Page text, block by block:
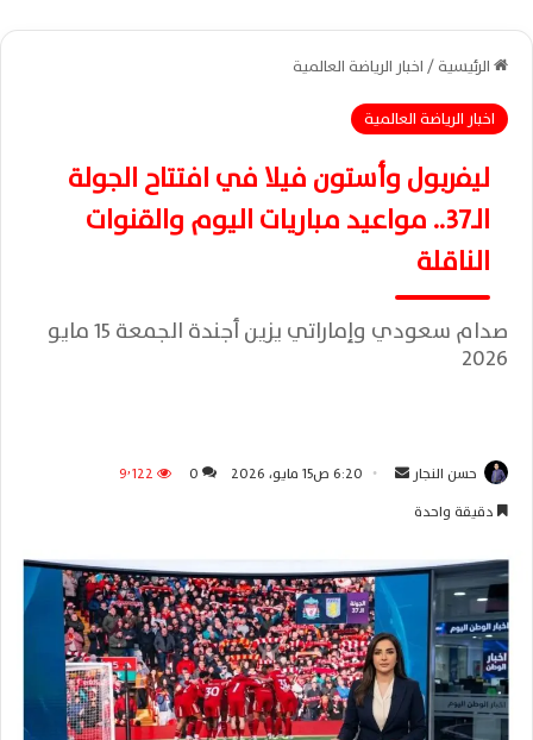
الرئيسية/اخبار الرياضة العالمية
اخبار الرياضة العالمية
ليفربول وأستون فيلا في افتتاح الجولة
الـ37.. مواعيد مباريات اليوم والقنوات
الناقلة
صدام سعودي وإماراتي يزين أجندة الجمعة 15 مايو
2026
حسن النجار
ر
ي
د
ا
6:20 ص15 مايو، 2026 0
9٬122
دقيقة واحدة